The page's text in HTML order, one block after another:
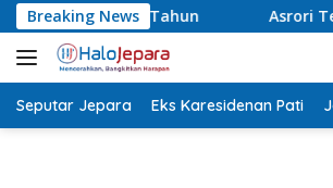
Langsung
ke
konten
Breaking NewsAsrori Terpilih Lagi Ketua
Seputar Jepara Eks Karesidenan Pati